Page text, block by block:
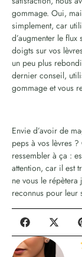
gommage. Oui,
simplement, car
d’augmenter le
doigts sur vos
un peu plus
dernier conseil,
gommage et vous
Envie d’avoir de
peps à vos lèvres
ressembler à ça :
attention, car il est
ne vous le
reconnus pour leur